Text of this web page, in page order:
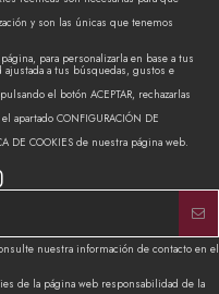
y son las únicas que tenemos
para personalizarla en base a tus
a tus búsquedas, gustos e
el botón ACEPTAR, rechazarlas
apartado CONFIGURACIÓN DE
DE COOKIES de nuestra página web.
nuestra información de contacto en el
de la página web responsabilidad de la